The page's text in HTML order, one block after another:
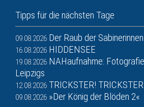
Tipps für die nächsten Tage
09.08.2026 Der Raub der Sabinerinnen
16.08.2026 HIDDENSEE
19.08.2026 NAHaufnahme:
Leipzigs
12.08.2026 TRICKSTER!
09.08.2026 »Der König der Blöden 2«